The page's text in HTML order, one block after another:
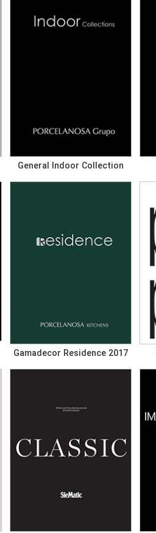
General Indoor Collection
Gamadecor Residence 2017